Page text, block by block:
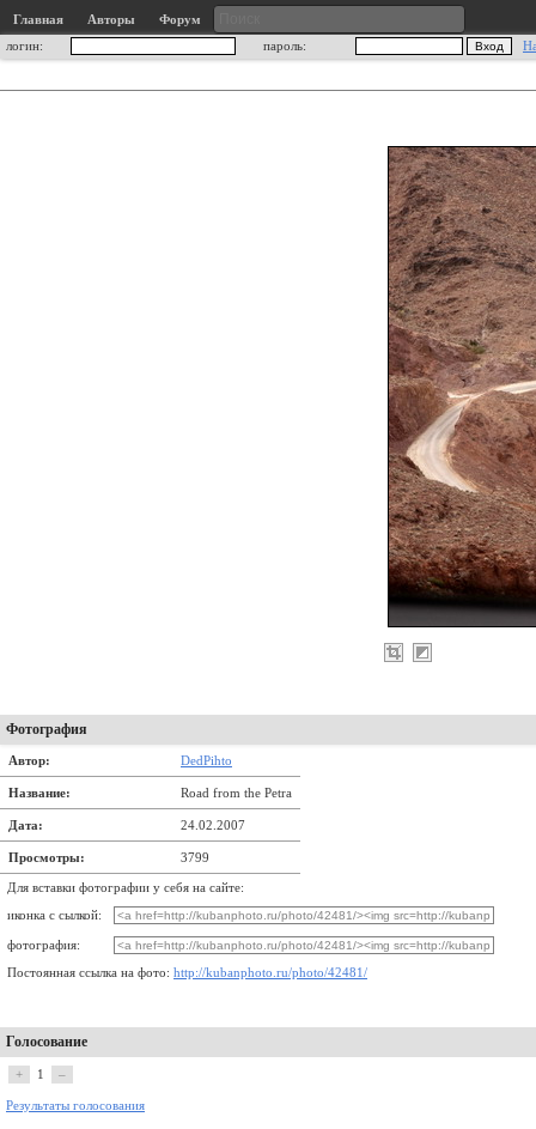
Главная Авторы
Форум
логин:
пароль:
Фотография
Автор: DedPihto
Название: Road from the Petra
Дата: 24.02.2007
Просмотры: 3799
Для вставки фотографии у себя на сайте:
иконка с сылкой:
фотография:
Постоянная ссылка на фото: http://kubanphoto.ru/photo/42481/
Голосование
+ 1 –
Результаты голосования